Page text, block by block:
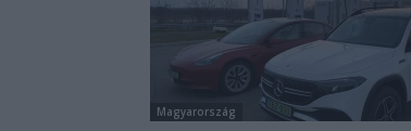
Magyarország